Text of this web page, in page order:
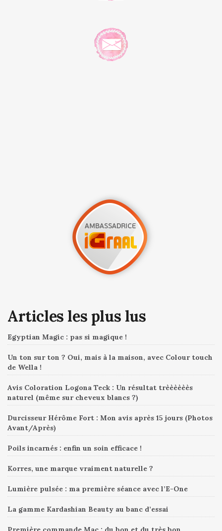
Articles les plus lus
Egyptian Magic : pas si magique !
Un ton sur ton ? Oui, mais à la maison, avec Colour touch
de Wella !
Avis Coloration Logona Teck : Un résultat trèèèèèès
naturel (même sur cheveux blancs ?)
Durcisseur Hérôme Fort : Mon avis après 15 jours (Photos
Avant/Après)
Poils incarnés : enfin un soin efficace !
Korres, une marque vraiment naturelle ?
Lumière pulsée : ma première séance avec l’E-One
La gamme Kardashian Beauty au banc d’essai